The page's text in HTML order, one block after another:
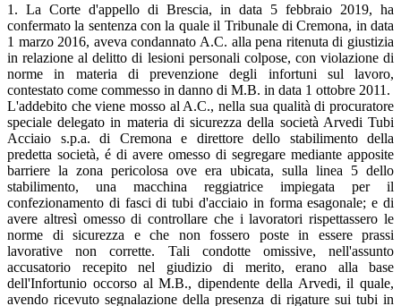
1. La Corte d'appello di Brescia, in data 5 febbraio 2019, ha
confermato la sentenza con la quale il Tribunale di Cremona, in data
1 marzo 2016, aveva condannato A.C. alla pena ritenuta di giustizia
in relazione al delitto di lesioni personali colpose, con violazione di
norme in materia di prevenzione degli infortuni sul lavoro,
contestato come commesso in danno di M.B. in data 1 ottobre 2011.
L'addebito che viene mosso al A.C., nella sua qualità di procuratore
speciale delegato in materia di sicurezza della società Arvedi Tubi
Acciaio s.p.a. di Cremona e direttore dello stabilimento della
predetta società, é di avere omesso di segregare mediante apposite
barriere la zona pericolosa ove era ubicata, sulla linea 5 dello
stabilimento, una macchina reggiatrice impiegata per il
confezionamento di fasci di tubi d'acciaio in forma esagonale; e di
avere altresì omesso di controllare che i lavoratori rispettassero le
norme di sicurezza e che non fossero poste in essere prassi
lavorative non corrette. Tali condotte omissive, nell'assunto
accusatorio recepito nel giudizio di merito, erano alla base
dell'Infortunio occorso al M.B., dipendente della Arvedi, il quale,
avendo ricevuto segnalazione della presenza di rigature sui tubi in